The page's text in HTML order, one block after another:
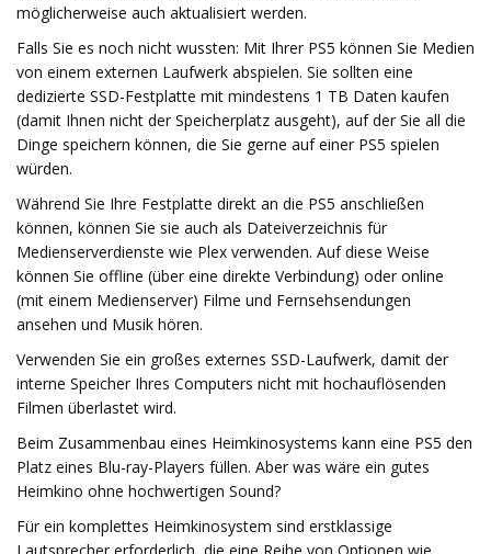
möglicherweise auch aktualisiert werden.
Falls Sie es noch nicht wussten: Mit Ihrer PS5 können Sie Medien
von einem externen Laufwerk abspielen. Sie sollten eine
dedizierte SSD-Festplatte mit mindestens 1 TB Daten kaufen
(damit Ihnen nicht der Speicherplatz ausgeht), auf der Sie all die
Dinge speichern können, die Sie gerne auf einer PS5 spielen
würden.
Während Sie Ihre Festplatte direkt an die PS5 anschließen
können, können Sie sie auch als Dateiverzeichnis für
Medienserverdienste wie Plex verwenden. Auf diese Weise
können Sie offline (über eine direkte Verbindung) oder online
(mit einem Medienserver) Filme und Fernsehsendungen
ansehen und Musik hören.
Verwenden Sie ein großes externes SSD-Laufwerk, damit der
interne Speicher Ihres Computers nicht mit hochauflösenden
Filmen überlastet wird.
Beim Zusammenbau eines Heimkinosystems kann eine PS5 den
Platz eines Blu-ray-Players füllen. Aber was wäre ein gutes
Heimkino ohne hochwertigen Sound?
Für ein komplettes Heimkinosystem sind erstklassige